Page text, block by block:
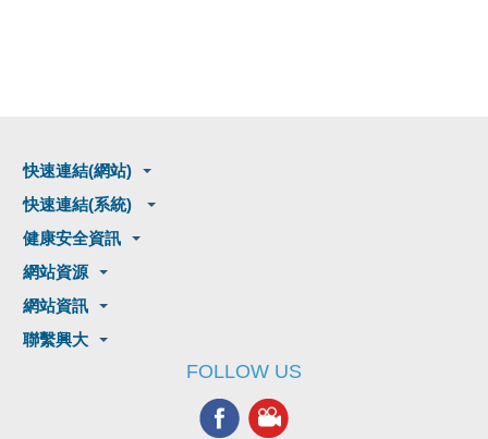
快速連結(網站)
快速連結(系統)
健康安全資訊
網站資源
網站資訊
聯繫興大
FOLLOW US